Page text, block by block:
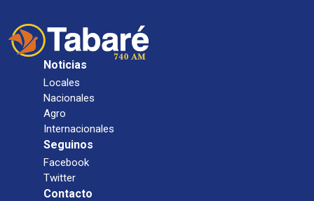
Noticias
Locales
Nacionales
Agro
Internacionales
Seguinos
Facebook
Twitter
Contacto